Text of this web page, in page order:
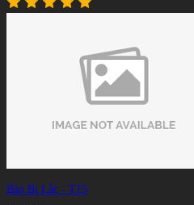
Bàn Bi Lắc - T15